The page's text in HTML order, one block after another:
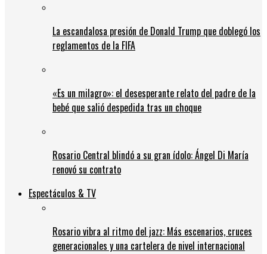
La escandalosa presión de Donald Trump que doblegó los
reglamentos de la FIFA
«Es un milagro»: el desesperante relato del padre de la
bebé que salió despedida tras un choque
Rosario Central blindó a su gran ídolo: Ángel Di María
renovó su contrato
Espectáculos & TV
Rosario vibra al ritmo del jazz: Más escenarios, cruces
generacionales y una cartelera de nivel internacional